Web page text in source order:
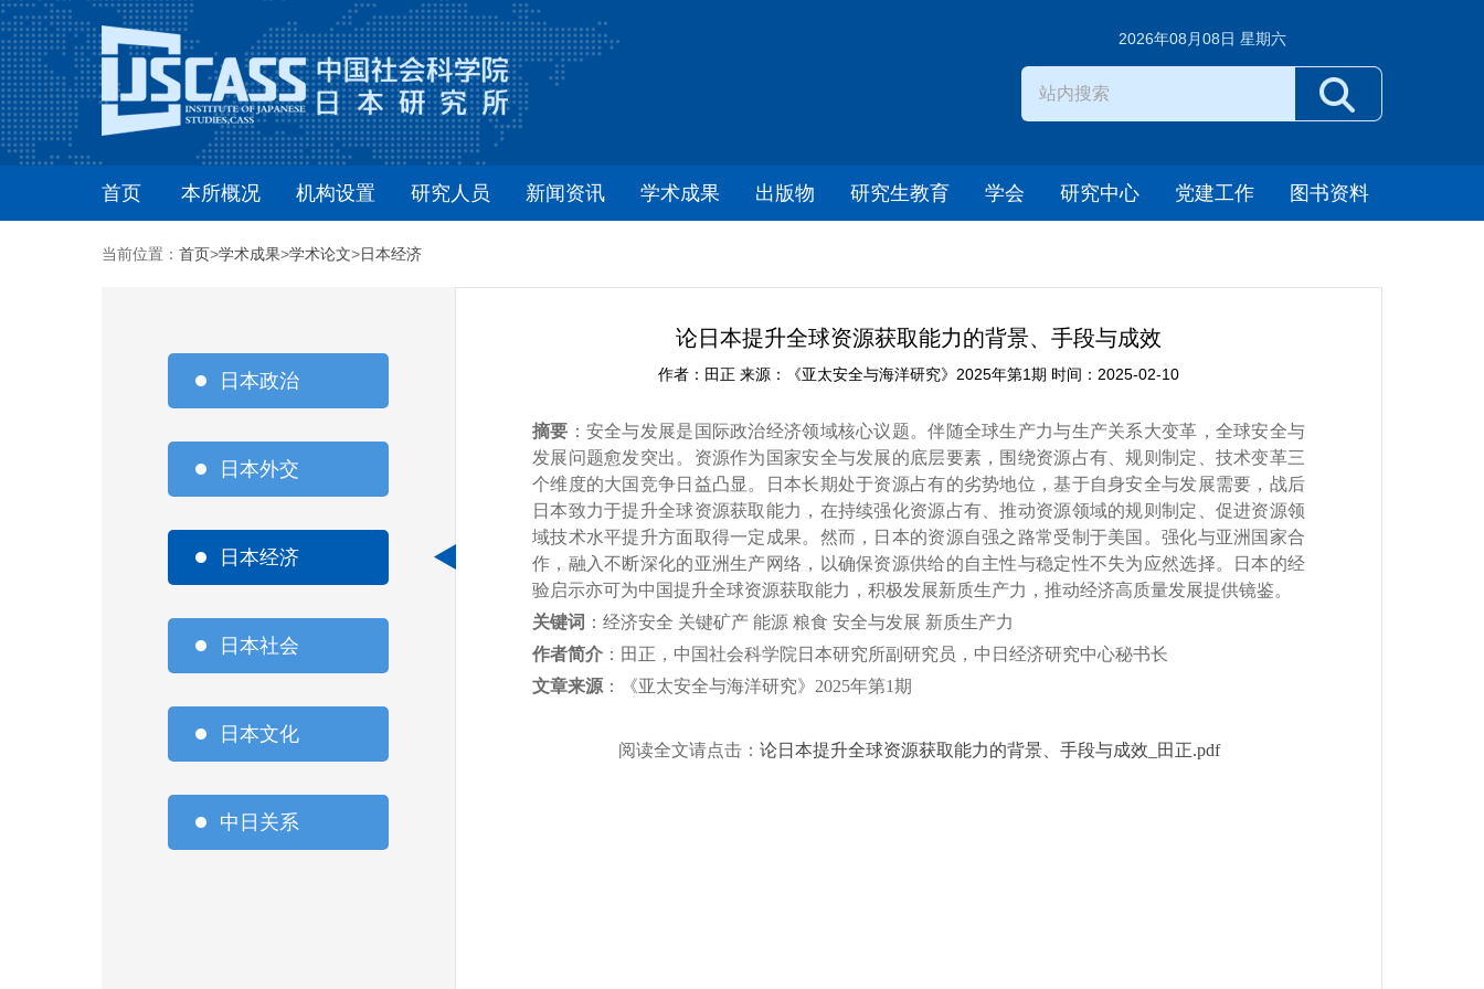
2026年08月08日 星期六
首页 本所概况 机构设置 研究人员 新闻资讯 学术成果 出版物 研究生教育 学会 研究中心 党建工作 图书资料
当前位置： 首页>学术成果>学术论文>日本经济
日本政治
日本外交
日本经济
日本社会
日本文化
中日关系
论日本提升全球资源获取能力的背景、手段与成效
作者：田正 来源：《亚太安全与海洋研究》2025年第1期 时间：2025-02-10
摘要 ：安全与发展是国际政治经济领域核心议题。伴随全球生产力与生产关系大变革，全球安全与
发展问题愈发突出。资源作为国家安全与发展的底层要素，围绕资源占有、规则制定、技术变革三
个维度的大国竞争日益凸显。日本长期处于资源占有的劣势地位，基于自身安全与发展需要，战后
日本致力于提升全球资源获取能力，在持续强化资源占有、推动资源领域的规则制定、促进资源领
域技术水平提升方面取得一定成果。然而，日本的资源自强之路常受制于美国。强化与亚洲国家合
作，融入不断深化的亚洲生产网络，以确保资源供给的自主性与稳定性不失为应然选择。日本的经
验启示亦可为中国提升全球资源获取能力，积极发展新质生产力，推动经济高质量发展提供镜鉴。
关键词 ：经济安全 关键矿产 能源 粮食 安全与发展 新质生产力
作者简介 ：田正，中国社会科学院日本研究所副研究员，中日经济研究中心秘书长
文章来源 ：《亚太安全与海洋研究》2025年第1期
阅读全文请点击： 论日本提升全球资源获取能力的背景、手段与成效_田正.pdf